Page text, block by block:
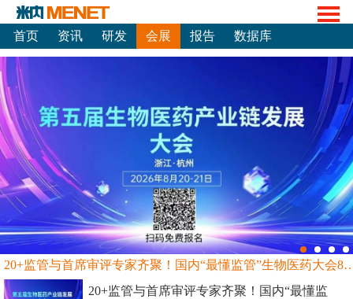
首页 资讯 研发 会展 报告 数据库
20+监管与首席审评专家齐聚！国内“最
20+监管与首席审评专家齐聚！国内“最懂监